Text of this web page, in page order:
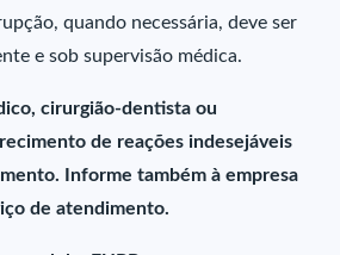
quando necessária, deve ser
e sob supervisão médica.
cirurgião-dentista ou
de reações indesejáveis
Informe também à empresa
de atendimento.